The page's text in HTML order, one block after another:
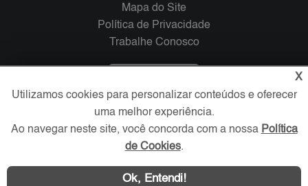
Mapa do Site
Política de Privacidade
Trabalhe Conosco
Redes Sociais
X
Utilizamos cookies para personalizar conteúdos e oferecer
uma melhor experiência.
Ao navegar neste site, você concorda com a nossa Política
de Cookies.
Ok, Entendi!